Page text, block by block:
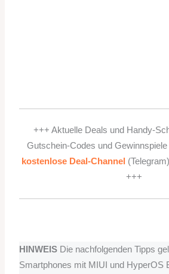
+++ Aktuelle Deals und Handy-
Gutschein-Codes und
kostenlose Deal-Channel
+++
HINWEIS Die nachfolgenden Tipps
Smartphones mit MIUI und HyperOS